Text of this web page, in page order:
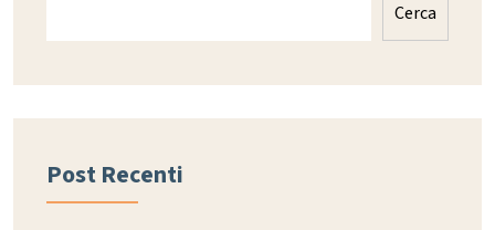
Cerca
Post Recenti